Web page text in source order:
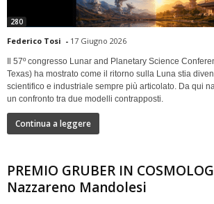
280
Federico Tosi - 17 Giugno 2026
Il 57º congresso Lunar and Planetary Science
Texas) ha mostrato come il ritorno sulla Luna stia
scientifico e industriale sempre più articolato. Da qui
un confronto tra due modelli contrapposti.
Continua a leggere
PREMIO GRUBER IN
Nazzareno Mandolesi